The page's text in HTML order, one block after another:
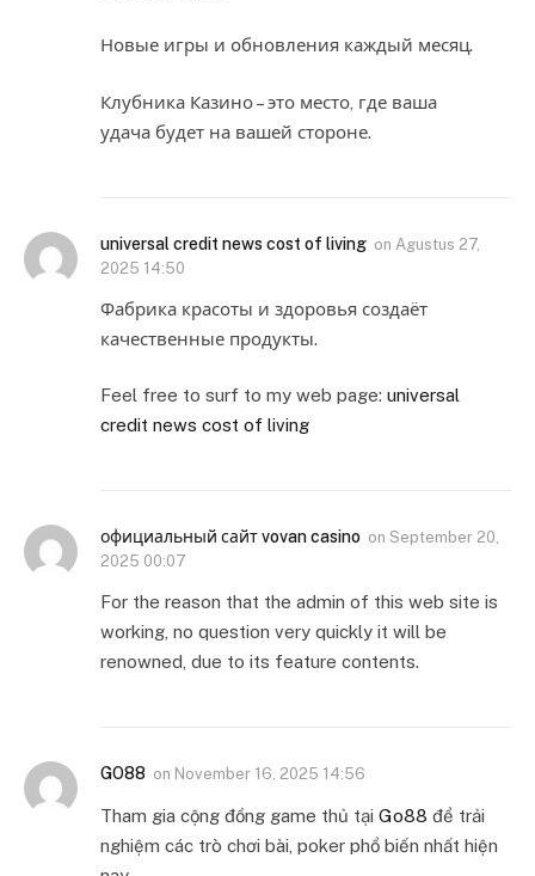
Новые игры и обновления каждый месяц.
Клубника Казино – это место, где ваша
удача будет на вашей стороне.
universal credit news cost of living on Agustus 27,
2025 14:50
Фабрика красоты и здоровья создаёт
качественные продукты.
Feel free to surf to my web page: universal
credit news cost of living
официальный сайт vovan casino on September 20,
2025 00:07
For the reason that the admin of this web site is
working, no question very quickly it will be
renowned, due to its feature contents.
GO88 on November 16, 2025 14:56
Tham gia cộng đồng game thủ tại Go88 để trải
nghiệm các trò chơi bài, poker phổ biến nhất hiện